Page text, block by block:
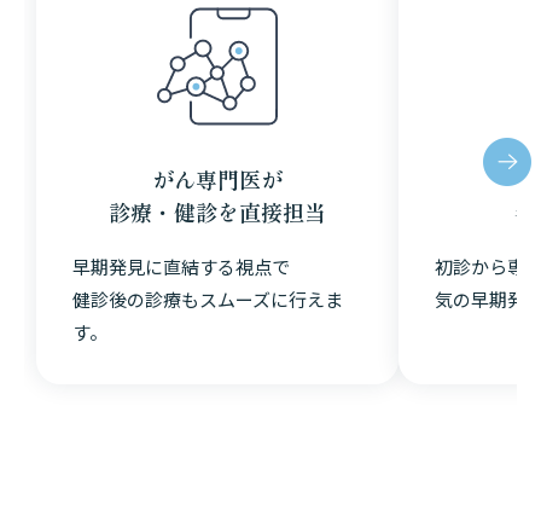
がん専門医が
診療・健診を直接担当
早期発見に直結する視点で
健診後の診療もスムーズに行えま
す。
初診から専
気の早期発